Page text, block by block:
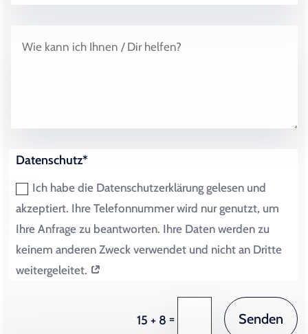
Datenschutz*
Ich habe die Datenschutzerklärung gelesen und
akzeptiert. Ihre Telefonnummer wird nur genutzt, um
Ihre Anfrage zu beantworten. Ihre Daten werden zu
keinem anderen Zweck verwendet und nicht an Dritte
weitergeleitet.
15 + 8 = Senden